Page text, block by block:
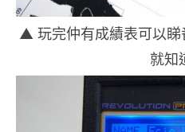
▲ 玩完仲有成績表可以睇
就知